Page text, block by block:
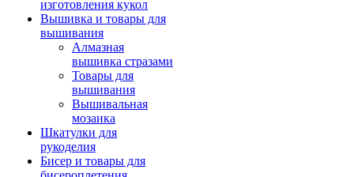
изготовления кукол
Вышивка и товары для
вышивания
Алмазная
вышивка стразами
Товары для
вышивания
Вышивальная
мозаика
Шкатулки для
рукоделия
Бисер и товары для